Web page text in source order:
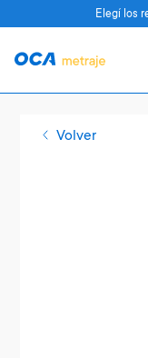
Volver
Elegí los